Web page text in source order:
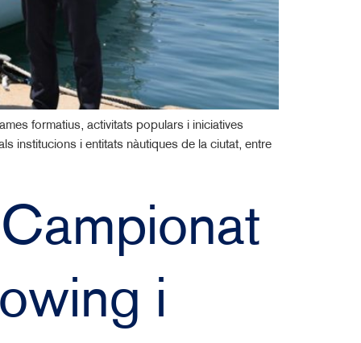
formatius, activitats populars i iniciatives
institucions i entitats nàutiques de la ciutat, entre
i